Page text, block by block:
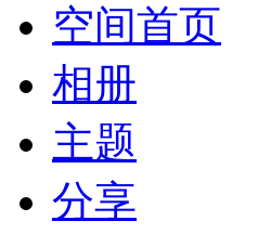
空间首页
相册
主题
分享